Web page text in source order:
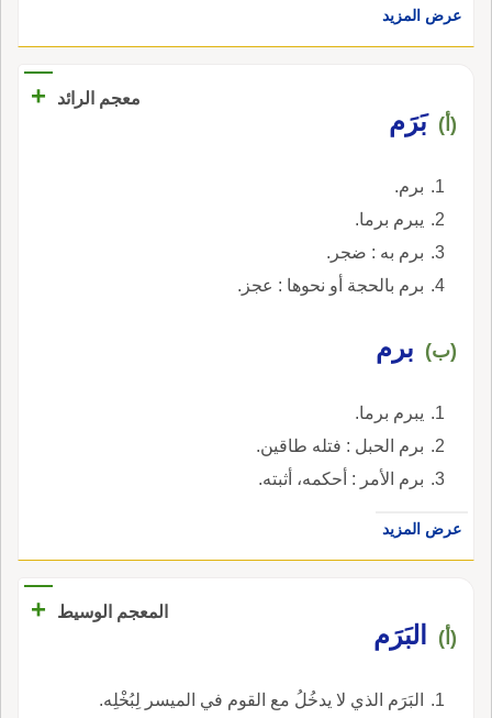
عرض المزيد
معجم الرائد +
(أ) بَرَم
برم.
يبرم برما.
برم به : ضجر.
برم بالحجة أو نحوها : عجز.
(ب) برم
يبرم برما.
برم الحبل : فتله طاقين.
برم الأمر : أحكمه، أثبته.
عرض المزيد
المعجم الوسيط +
(أ) البَرَم
البَرَم الذي لا يدخُلُ مع القوم في الميسر لِبُخْلِه.